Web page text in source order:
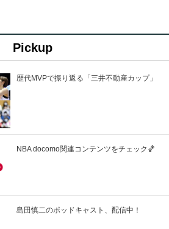
Pickup
歴代MVPで振り返る「三井不動産カップ」
NBA docomo関連コンテンツをチェック🏀
島田慎二のポッドキャスト、配信中！